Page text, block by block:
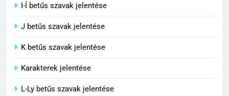
5
Célkitűzés jelentése
C BETŰS SZAVAK JELENTÉSE
I-Í betűs szavak jelentése
J betűs szavak jelentése
K betűs szavak jelentése
Karakterek jelentése
L-Ly betűs szavak jelentése